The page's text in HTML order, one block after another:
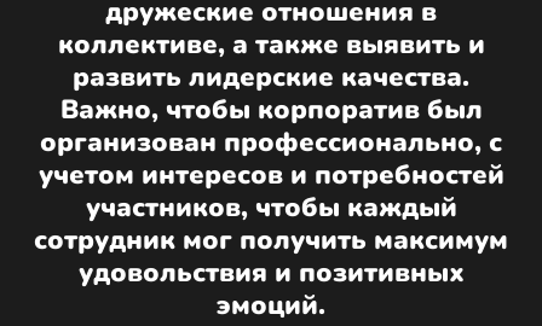
дружеские отношения в
коллективе, а также выявить и
развить лидерские качества.
Важно, чтобы корпоратив был
организован профессионально, с
учетом интересов и потребностей
участников, чтобы каждый
сотрудник мог получить максимум
удовольствия и позитивных
эмоций.